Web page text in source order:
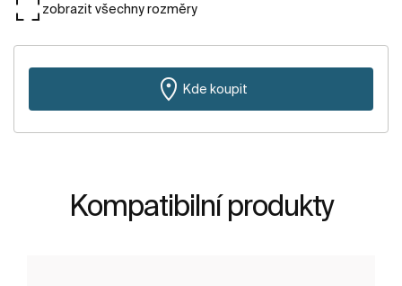
zobrazit všechny rozměry
Kde koupit
Kompatibilní produkty